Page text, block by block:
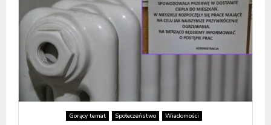
Gorący temat Społeczeństwo Wiadomości